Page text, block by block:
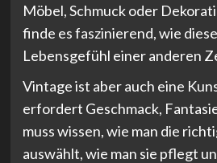
Möbel, Schmuck oder
finde es faszinierend, wie
Lebensgefühl einer anderen
Vintage ist aber auch eine
erfordert Geschmack,
muss wissen, wie man die
auswählt, wie man sie pflegt